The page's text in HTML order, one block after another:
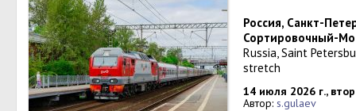
Россия, Санкт-
Сортировочный-
Russia, Saint
stretch
14 июля 2026 г.,
Автор: s.gulaev